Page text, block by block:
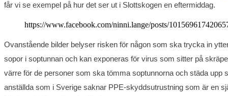
får vi se exempel på hur det ser ut i Slottskogen en eftermiddag.
https://www.facebook.com/ninni.lange/posts/
Ovanstående bilder belyser risken för någon som ska trycka in
sopor i soptunnan och kan exponeras för virus som sitter på
värre för de personer som ska tömma soptunnorna och städa upp
anställda som i Sverige saknar PPE-skyddsutrustning som är en